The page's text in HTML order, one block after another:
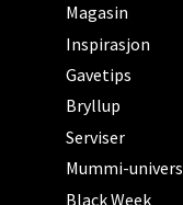
Magasin
Inspirasjon
Gavetips
Bryllup
Serviser
Mummi-univers
Black Week